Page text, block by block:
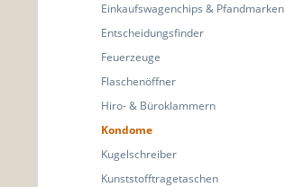
Einkaufswagenchips & Pfandmarken
Entscheidungsfinder
Feuerzeuge
Flaschenöffner
Hiro- & Büroklammern
Kondome
Kugelschreiber
Kunststofftragetaschen